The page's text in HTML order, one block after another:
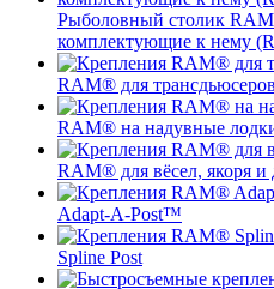
Рыболовный столик
комплектующие к нему
RAM® для трансдьюсеров
RAM® на надувные
RAM® для вёсел, якоря и
Adapt-A-Post™
Spline Post